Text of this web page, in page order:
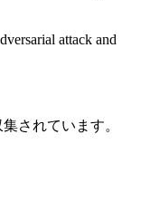
attack and
されています。